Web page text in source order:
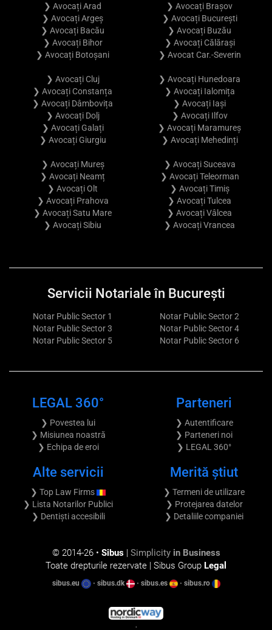
❯ Avocați Arad
❯ Avocați Argeș
❯ Avocați Bacău
❯ Avocați Bihor
❯ Avocați Botoșani
❯ Avocați Brașov
❯ Avocați București
❯ Avocați Buzău
❯ Avocați Călărași
❯ Avocat Car.-Severin
❯ Avocați Cluj
❯ Avocați Constanța
❯ Avocați Dâmbovița
❯ Avocați Dolj
❯ Avocați Galați
❯ Avocați Giurgiu
❯ Avocați Hunedoara
❯ Avocați Ialomița
❯ Avocați Iași
❯ Avocați Ilfov
❯ Avocați Maramureș
❯ Avocați Mehedinți
❯ Avocați Mureș
❯ Avocați Neamț
❯ Avocați Olt
❯ Avocați Prahova
❯ Avocați Satu Mare
❯ Avocați Sibiu
❯ Avocați Suceava
❯ Avocați Teleorman
❯ Avocați Timiș
❯ Avocați Tulcea
❯ Avocați Vâlcea
❯ Avocați Vrancea
Servicii Notariale în București
Notar Public Sector 1
Notar Public Sector 2
Notar Public Sector 3
Notar Public Sector 4
Notar Public Sector 5
Notar Public Sector 6
LEGAL 360°
❯ Povestea lui
❯ Misiunea noastră
❯ Echipa de eroi
Parteneri
❯ Autentificare
❯ Parteneri noi
❯ LEGAL 360°
Alte servicii
❯ Top Law Firms
❯ Lista Notarilor Publici
❯ Dentiști accesibili
Merită știut
❯ Termeni de utilizare
❯ Protejarea datelor
❯ Detaliile companiei
© 2014-26 • Sibus| Simplicity in Business
Toate drepturile rezervate | Sibus Group Legal
sibus.eu • sibus.dk • sibus.es • sibus.ro
•